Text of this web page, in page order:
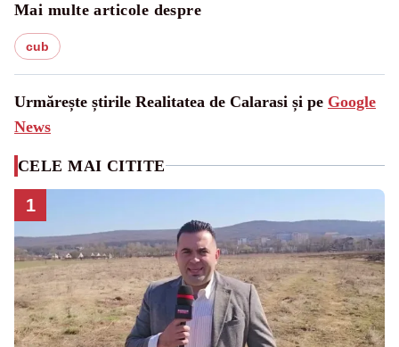
Mai multe articole despre
cub
Urmărește știrile Realitatea de Calarasi și pe Google
News
CELE MAI CITITE
1